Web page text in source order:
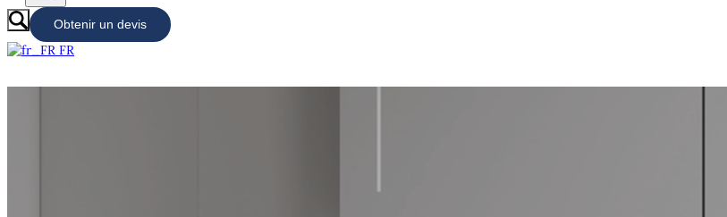
Obtenir un devis
FR